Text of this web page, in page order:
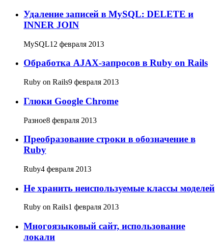
Удаление записей в MySQL: DELETE и
INNER JOIN
MySQL12 февраля 2013
Обработка AJAX-запросов в Ruby on Rails
Ruby on Rails9 февраля 2013
Глюки Google Chrome
Разное8 февраля 2013
Преобразование строки в обозначение в
Ruby
Ruby4 февраля 2013
Не хранить неиспользуемые классы моделей
Ruby on Rails1 февраля 2013
Многоязыковый сайт, использование
локали